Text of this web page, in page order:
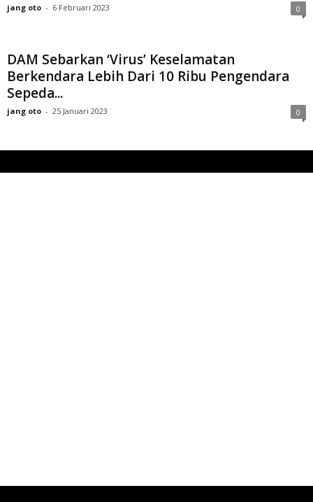
jang oto - 6 Februari 2023 0
DAM Sebarkan ‘Virus’ Keselamatan
Berkendara Lebih Dari 10 Ribu Pengendara
Sepeda...
jang oto - 25 Januari 2023 0